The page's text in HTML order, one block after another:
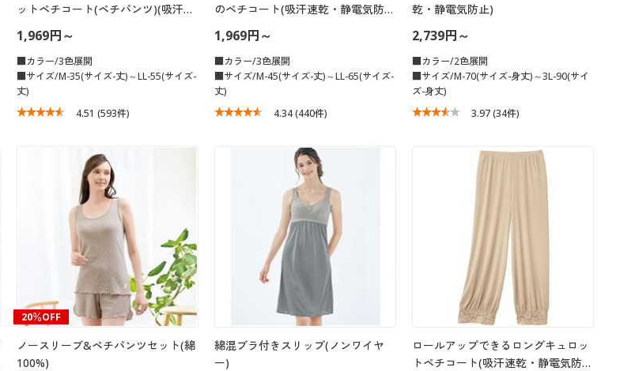
ットペチコート(ペチパンツ)(吸汗…
1,969円～
■カラー/3色展開
■サイズ/M-35(サイズ-丈)～LL-55(サイズ-
丈)
4.51 (593件)
のペチコート(吸汗速乾・静電気防…
1,969円～
■カラー/3色展開
■サイズ/M-45(サイズ-丈)～LL-65(サイズ-
丈)
4.34(440件)
乾・静電気防止)
2,739円～
■カラー/2色展開
■サイズ/M-70(サイズ-身丈)～3L-90(サイ
ズ-身丈)
3.97(34件)
20％OFF
ノースリーブ&ペチパンツセット(綿
100%)
綿混ブラ付きスリップ(ノンワイヤ
ー)
ロールアップできるロングキュロッ
トペチコート(吸汗速乾・静電気防…